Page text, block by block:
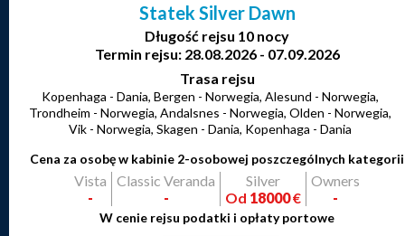
Statek Silver Dawn
Długość rejsu 10 nocy
Termin rejsu: 28.08.2026 - 07.09.2026
Trasa rejsu
Kopenhaga - Dania, Bergen - Norwegia, Alesund - Norwegia,
Trondheim - Norwegia, Andalsnes - Norwegia, Olden - Norwegia,
Vik - Norwegia, Skagen - Dania, Kopenhaga - Dania
Cena za osobę w kabinie 2-osobowej poszczególnych kategorii
Vista
-
Classic Veranda
-
Silver
Od 18000€
Owners
-
W cenie rejsu podatki i opłaty portowe